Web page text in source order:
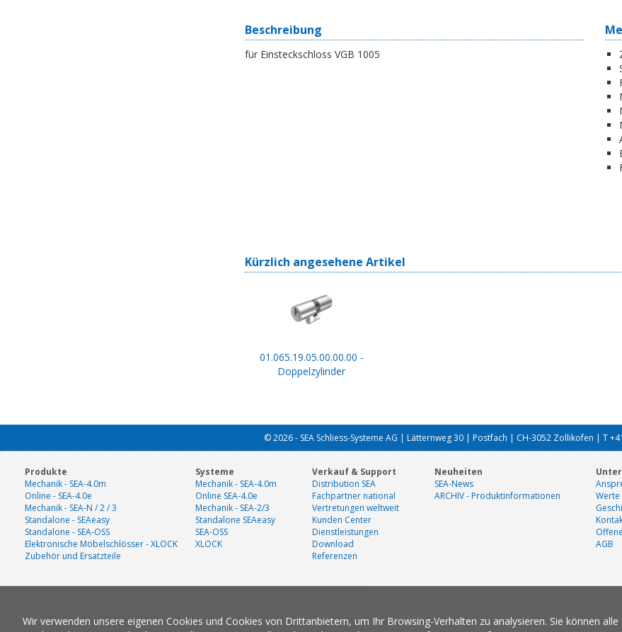
Beschreibung
für Einsteckschloss VGB 1005
Kürzlich angesehene Artikel
01.065.19.05.00.00.00 -
Doppelzylinder
© 2026 - SEA Schliess-Systeme AG | Lätternweg 30 | Postfach | CH-3052 Zollikofen | T
Produkte
Mechanik - SEA-4.0m
Online - SEA-4.0e
Mechanik - SEA-N / 2 / 3
Standalone - SEAeasy
Standalone - SEA-OSS
Elektronische Möbelschlösser - XLOCK
Zubehör und Ersatzteile
Systeme
Mechanik - SEA-4.0m
Online SEA-4.0e
Mechanik - SEA-2/3
Standalone SEAeasy
SEA-OSS
XLOCK
Verkauf & Support
Distribution SEA
Fachpartner national
Vertretungen weltweit
Kunden Center
Dienstleistungen
Download
Referenzen
Neuheiten
SEA-News
ARCHIV - Produktinformationen
Werte
AGB
Wir verwenden unsere eigenen Cookies und Cookies von Drittanbietern, um Ihr Browsing-Verhalten zu analysieren. Sie können alle